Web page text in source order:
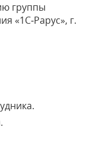
группы
«1С‑Рарус», г.